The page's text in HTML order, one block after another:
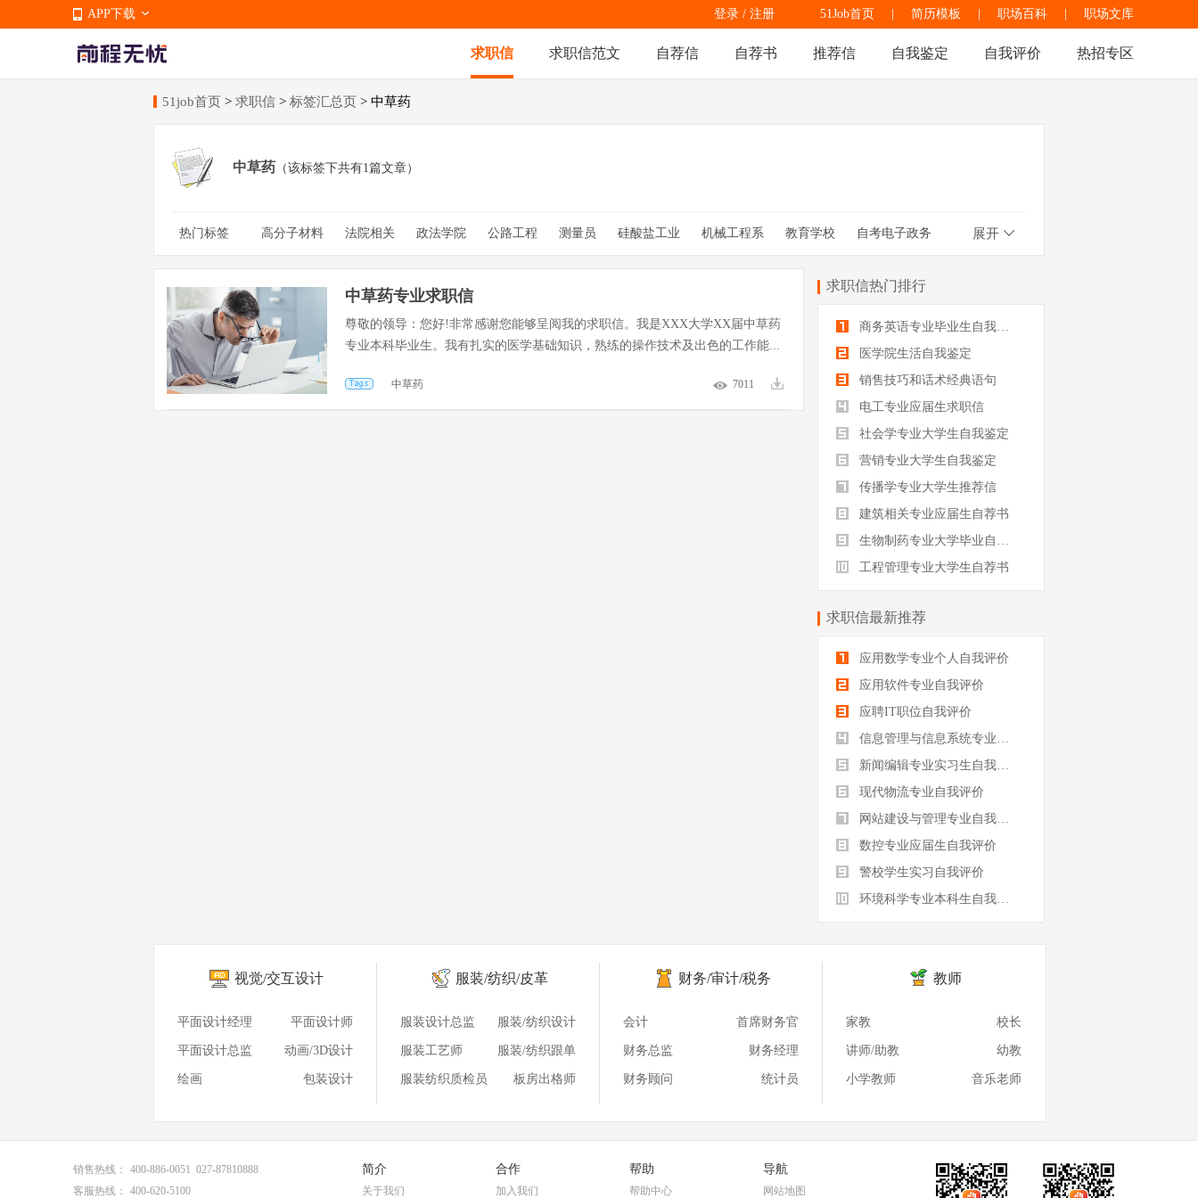
APP下载 51Job首页 简历模板 职场百科 职场文库
登录 / 注册
求职信 求职信范文 自荐信 自荐书 推荐信 自我鉴定 自我评价 热招专区
51job首页 > 求职信 > 标签汇总页 > 中草药
中草药 （该标签下共有1篇文章）
热门标签 高分子材料 法院相关 政法学院 公路工程 测量员 硅酸盐工业 机械工程系 教育学校 自考电子政务
信息工程管理 信息系统 毕业生
展开
中草药专业求职信
尊敬的领导：您好!非常感谢您能够呈阅我的求职信。我是XXX大学XX届中草药
专业本科毕业生。我有扎实的医学基础知识，熟练的操作技术及出色的工作能...
中草药 7011
求职信热门排行
商务英语专业毕业生自我鉴定
医学院生活自我鉴定
销售技巧和话术经典语句
电工专业应届生求职信
社会学专业大学生自我鉴定
营销专业大学生自我鉴定
传播学专业大学生推荐信
建筑相关专业应届生自荐书
生物制药专业大学毕业自我评价
工程管理专业大学生自荐书
求职信最新推荐
应用数学专业个人自我评价
应用软件专业自我评价
应聘IT职位自我评价
信息管理与信息系统专业自我评价
新闻编辑专业实习生自我评价
现代物流专业自我评价
网站建设与管理专业自我评价
数控专业应届生自我评价
警校学生实习自我评价
环境科学专业本科生自我评价
视觉/交互设计
平面设计经理 平面设计师
平面设计总监 动画/3D设计
绘画 包装设计
服装/纺织/皮革
服装设计总监 服装/纺织设计
服装工艺师 服装/纺织跟单
服装纺织质检员 板房出格师
财务/审计/税务
会计 首席财务官
财务总监 财务经理
财务顾问 统计员
教师
家教 校长
讲师/助教 幼教
小学教师 音乐老师
销售热线：
400-886-0051 027-87810888
客服热线：
400-620-5100
简介
关于我们
合作
加入我们
帮助
帮助中心
导航
网站地图